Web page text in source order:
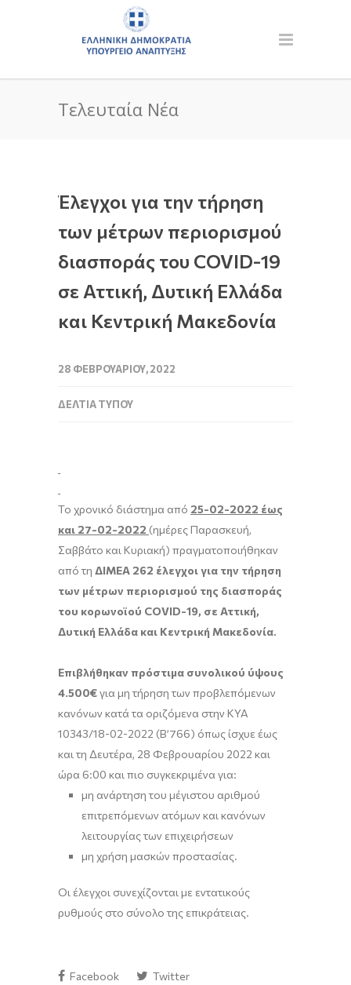
Τελευταία Νέα
Έλεγχοι για την τήρηση
των μέτρων περιορισμού
διασποράς του COVID-19
σε Αττική, Δυτική Ελλάδα
και Κεντρική Μακεδονία
28 ΦΕΒΡΟΥΑΡΊΟΥ, 2022
ΔΕΛΤΊΑ ΤΎΠΟΥ
Το χρονικό διάστημα από 25-02-2022 έως
και 27-02-2022 (ημέρες Παρασκευή,
Σαββάτο και Κυριακή) πραγματοποιήθηκαν
από τη ΔΙΜΕΑ 262 έλεγχοι για την τήρηση
των μέτρων περιορισμού της διασποράς
του κορωνοϊού COVID-19, σε Αττική,
Δυτική Ελλάδα και Κεντρική Μακεδονία.
Επιβλήθηκαν πρόστιμα συνολικού ύψους
4.500€για μη τήρηση των προβλεπόμενων
κανόνων κατά τα οριζόμενα στην ΚΥΑ
10343/18-02-2022 (Β’766) όπως ίσχυε έως
και τη Δευτέρα, 28 Φεβρουαρίου 2022 και
ώρα 6:00 και πιο συγκεκριμένα για:
μη ανάρτηση του μέγιστου αριθμού
επιτρεπόμενων ατόμων και κανόνων
λειτουργίας των επιχειρήσεων
μη χρήση μασκών προστασίας.
Οι έλεγχοι συνεχίζονται με εντατικούς
ρυθμούς στο σύνολο της επικράτειας.
Facebook Twitter